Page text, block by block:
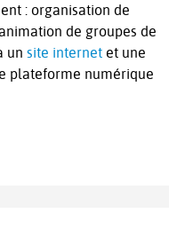
: organisation de
de groupes de
un site internet et une
plateforme numérique